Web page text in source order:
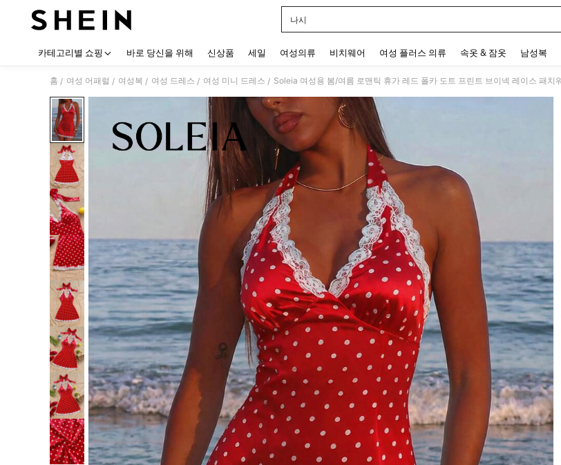
나시
카테고리별 쇼핑 바로 당신을 위해 신상품 세일 여성의류 비치웨어 여성 플러스 의류 속옷 & 잠옷 남성복
홈 / 여성 어패럴 / 여성복 / 여성 드레스 / 여성 미니 드레스 /